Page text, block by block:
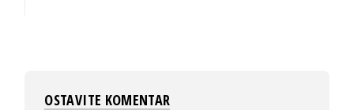
OSTAVITE KOMENTAR